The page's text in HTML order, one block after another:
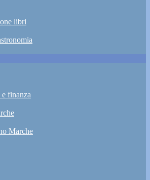
libri
finanza
Marche